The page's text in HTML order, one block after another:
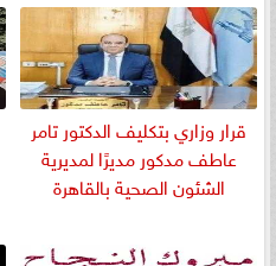
قرار وزاري بتكليف الدكتور تامر
عاطف مدكور مديرًا لمديرية
الشئون الصحية بالقاهرة